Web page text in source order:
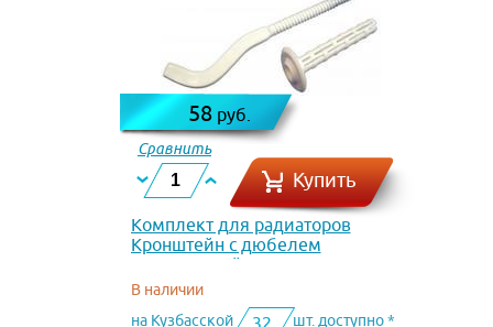
58руб.
Сравнить
Купить
Комплект для радиаторов
Кронштейн с дюбелем
радиаторный 300
В наличии
на Кузбасской
32 шт. доступно *